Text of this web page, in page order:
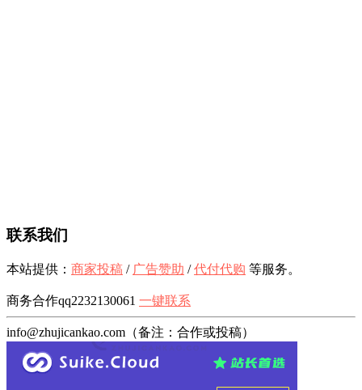
联系我们
本站提供： 商家投稿 / 广告赞助 /代付代购 等服务。
商务合作qq2232130061 一键联系
info@zhujicankao.com（备注：合作或投稿）